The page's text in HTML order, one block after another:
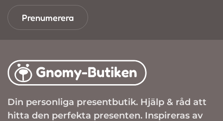
Prenumerera
Din personliga presentbutik. Hjälp & råd att
hitta den perfekta presenten. Inspireras av